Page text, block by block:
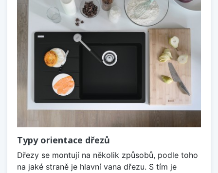
Typy orientace dřezů
Dřezy se montují na několik způsobů, podle toho
na jaké straně je hlavní vana dřezu. S tím je